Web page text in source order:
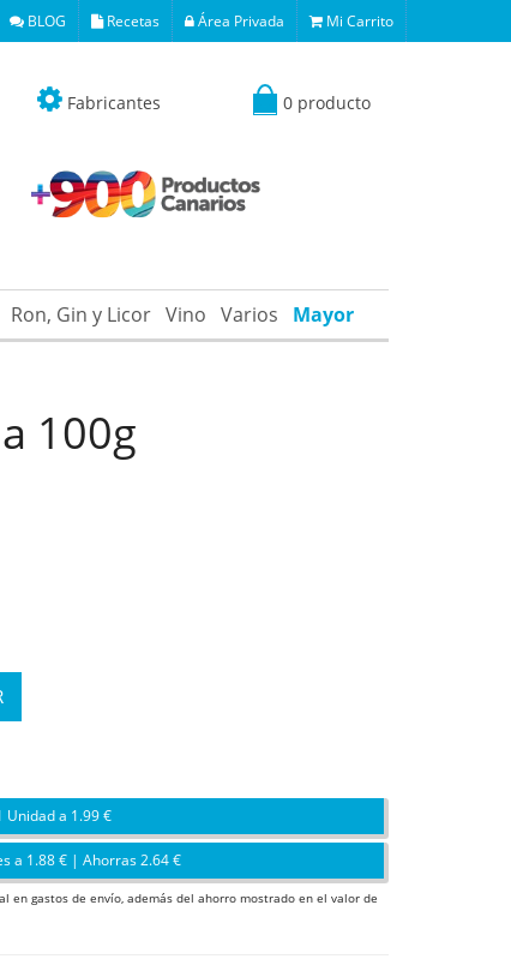
BLOG Recetas Área Privada Mi Carrito
Fabricantes 0 producto
Ron, Gin y Licor Vino Varios Mayor
100g
Unidad a 1.99 €
a 1.88 € | Ahorras 2.64 €
en gastos de envío, además del ahorro mostrado en el valor de